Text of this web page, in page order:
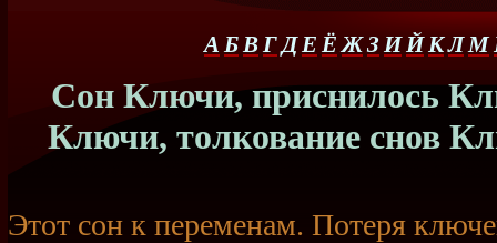
А БВГДЕ Ё ЖЗ ИЙКЛМ
Сон Ключи, приснилось
Ключи, толкование снов
Этот сон к переменам. Потеря